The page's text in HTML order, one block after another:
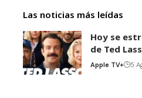
Las noticias más leídas
Hoy se
de Ted
Apple TV+ 5